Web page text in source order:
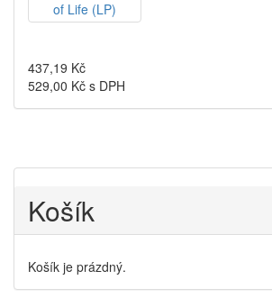
437,19 Kč
529,00 Kč s DPH
Košík
Košík je prázdný.